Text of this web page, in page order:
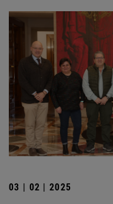
03 | 02 | 2025